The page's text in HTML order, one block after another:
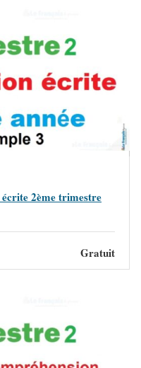
2ème trimestre
Gratuit